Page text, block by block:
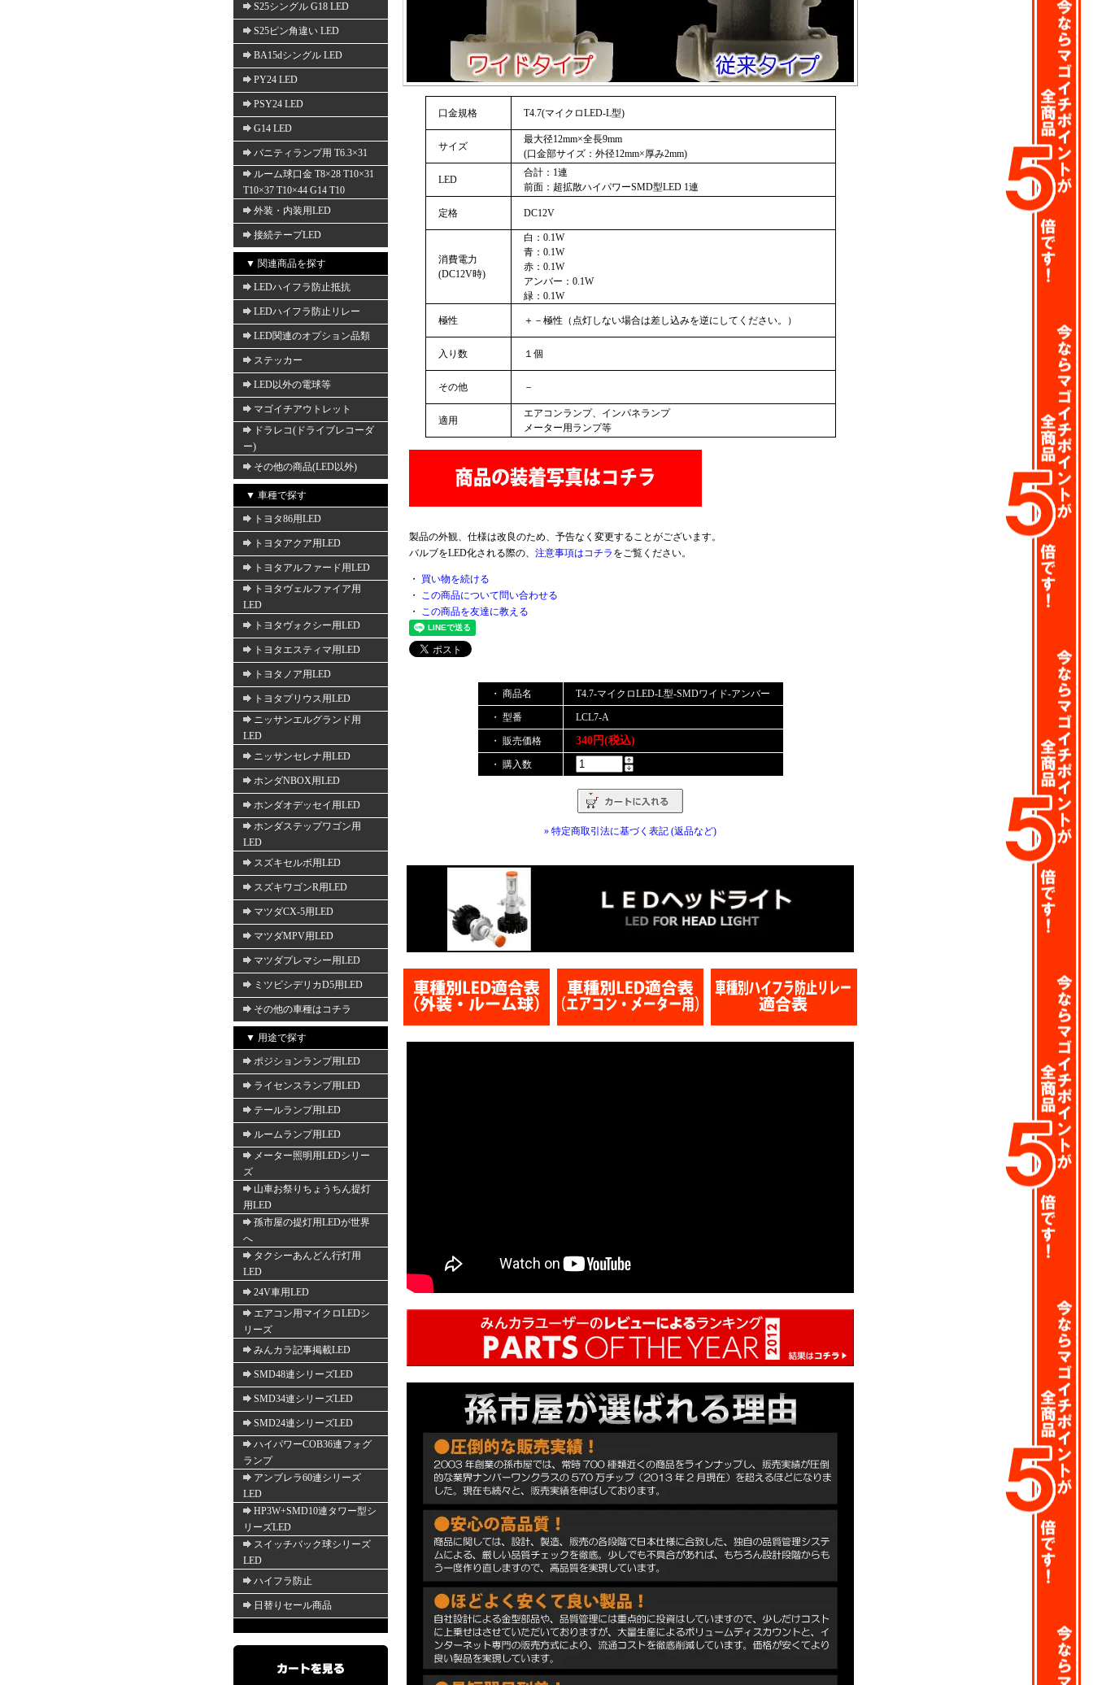
S25シングル G18 LED
S25ピン角違い LED
BA15dシングル LED
PY24 LED
PSY24 LED
G14 LED
バニティランプ用 T6.3×31
ルーム球口金 T8×28 T10×31
T10×37 T10×44 G14 T10
外装・内装用LED
接続テープLED
▼ 関連商品を探す
LEDハイフラ防止抵抗
LEDハイフラ防止リレー
LED関連のオプション品類
ステッカー
LED以外の電球等
マゴイチアウトレット
ドラレコ(ドライブレコーダ
ー)
その他の商品(LED以外)
▼ 車種で探す
トヨタ86用LED
トヨタアクア用LED
トヨタアルファード用LED
トヨタヴェルファイア用
LED
トヨタヴォクシー用LED
トヨタエスティマ用LED
トヨタノア用LED
トヨタプリウス用LED
ニッサンエルグランド用
LED
ニッサンセレナ用LED
ホンダNBOX用LED
ホンダオデッセイ用LED
ホンダステップワゴン用
LED
スズキセルボ用LED
スズキワゴンR用LED
マツダCX-5用LED
マツダMPV用LED
マツダプレマシー用LED
ミツビシデリカD5用LED
その他の車種はコチラ
▼ 用途で探す
ポジションランプ用LED
ライセンスランプ用LED
テールランプ用LED
ルームランプ用LED
メーター照明用LEDシリー
ズ
山車お祭りちょうちん提灯
用LED
孫市屋の提灯用LEDが世界
へ
タクシーあんどん行灯用
LED
24V車用LED
エアコン用マイクロLEDシ
リーズ
みんカラ記事掲載LED
SMD48連シリーズLED
SMD34連シリーズLED
SMD24連シリーズLED
ハイパワーCOB36連フォグ
ランプ
アンブレラ60連シリーズ
LED
HP3W+SMD10連タワー型シ
リーズLED
スイッチバック球シリーズ
LED
ハイフラ防止
日替りセール商品
口金規格 T4.7(マイクロLED-L型)
サイズ
最大径12mm×全長9mm
(口金部サイズ：外径12mm×厚み2mm)
LED
合計：1連
前面：超拡散ハイパワーSMD型LED 1連
定格 DC12V
消費電力
(DC12V時)
白：0.1W
青：0.1W
赤：0.1W
アンバー：0.1W
緑：0.1W
極性 ＋－極性（点灯しない場合は差し込みを逆にしてください。）
入り数 １個
その他 －
適用
エアコンランプ、インパネランプ
メーター用ランプ等
製品の外観、仕様は改良のため、予告なく変更することがございます。
バルブをLED化される際の、 注意事項はコチラ をご覧ください。
・ 買い物を続ける
・ この商品について問い合わせる
・ この商品を友達に教える
・ 商品名 T4.7-マイクロLED-L型-SMDワイド-アンバー
・ 型番 LCL7-A
・ 販売価格 340円(税込)
・ 購入数
» 特定商取引法に基づく表記 (返品など)